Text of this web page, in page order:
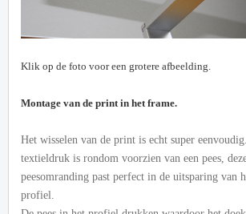
Klik op de foto voor een grotere afbeelding.
Montage van de print in het frame.
Het wisselen van de print is echt super
textieldruk is rondom voorzien van een pees,
peesomranding past perfect in de uitsparing van
profiel.